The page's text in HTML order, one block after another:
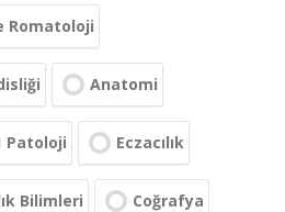
Romatoloji
Anatomi
Patoloji Eczacılık
Bilimleri Coğrafya